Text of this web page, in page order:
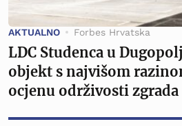
AKTUALNO Forbes Hrvatska
LDC Studenca u
objekt s najvišom
ocjenu održivosti zgrada